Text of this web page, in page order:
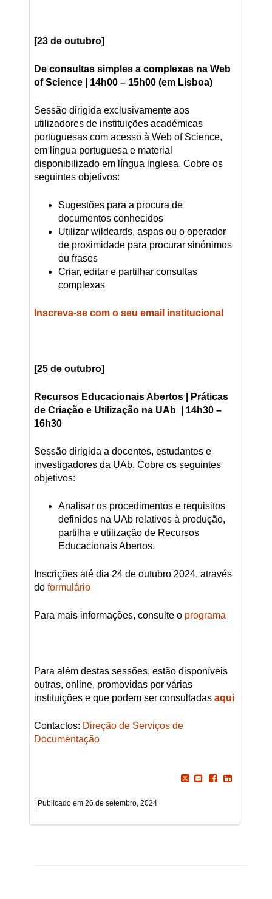
[23 de outubro]
De consultas simples a complexas na Web
of Science
| 14h00 – 15h00 (em Lisboa)
Sessão dirigida exclusivamente aos
utilizadores de instituições académicas
portuguesas com acesso à Web of Science,
em língua portuguesa e material
disponibilizado em língua inglesa. Cobre os
seguintes objetivos:
Sugestões para a procura de
documentos conhecidos
Utilizar wildcards, aspas ou o operador
de proximidade para procurar sinónimos
ou frases
Criar, editar e partilhar consultas
complexas
Inscreva-se com o seu email institucional
[25 de outubro]
Recursos Educacionais Abertos | Práticas
de Criação e Utilização na UAb
| 14h30 –
16h30
Sessão dirigida a docentes, estudantes e
investigadores da UAb. Cobre os seguintes
objetivos:
Analisar os procedimentos e requisitos
definidos na UAb relativos à produção,
partilha e utilização de Recursos
Educacionais Abertos.
Inscrições até dia 24 de outubro 2024, através
do formulário
Para mais informações, consulte o programa
Para além destas sessões, estão disponíveis
outras, online, promovidas por várias
instituições e que podem ser consultadas aqui
Contactos: Direção de Serviços de
Documentação
26 de setembro, 2024